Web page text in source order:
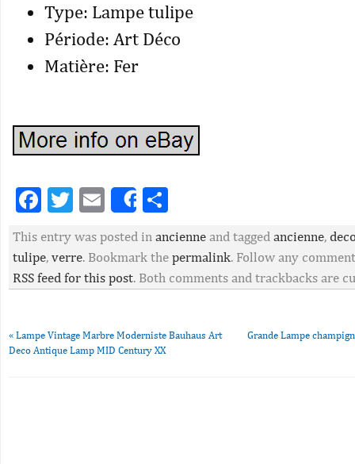
Type: Lampe tulipe
Période: Art Déco
Matière: Fer
Facebook
Twitter
EmailShare
This entry was posted in ancienne and tagged ancienne,
tulipe, verre. Bookmark the permalink. Follow any
RSS feed for this post. Both comments and trackbacks are
« Lampe Vintage Marbre Moderniste Bauhaus Art
Deco Antique Lamp MID Century XX
Grande Lampe